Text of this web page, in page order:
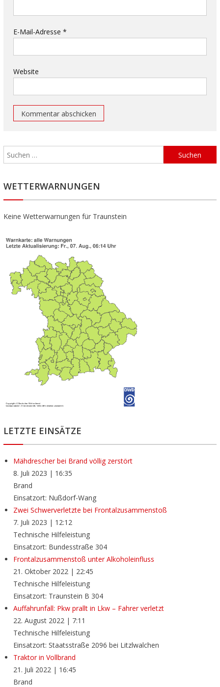
E-Mail-Adresse *
Website
WETTERWARNUNGEN
Keine Wetterwarnungen für Traunstein
LETZTE EINSÄTZE
Mähdrescher bei Brand völlig zerstört
8. Juli 2023 | 16:35
Brand
Einsatzort: Nußdorf-Wang
Zwei Schwerverletzte bei Frontalzusammenstoß
7. Juli 2023 | 12:12
Technische Hilfeleistung
Einsatzort: Bundesstraße 304
Frontalzusammenstoß unter Alkoholeinfluss
21. Oktober 2022| 22:45
Technische Hilfeleistung
Einsatzort: Traunstein B 304
Auffahrunfall: Pkw prallt in Lkw – Fahrer verletzt
22. August 2022| 7:11
Technische Hilfeleistung
Einsatzort: Staatsstraße 2096 bei Litzlwalchen
Traktor in Vollbrand
21. Juli 2022| 16:45
Brand